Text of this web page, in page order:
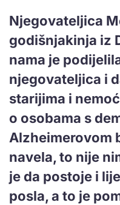
Njegovateljica
godišnjakinja iz
nama je
njegovateljica i
starijima i
o osobama s
Alzheimerovom
navela, to nije
je da postoje i
posla, a to je